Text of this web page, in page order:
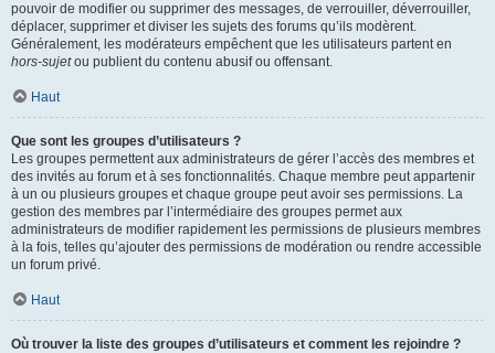
pouvoir de modifier ou supprimer des messages, de verrouiller, déverrouiller,
déplacer, supprimer et diviser les sujets des forums qu’ils modèrent.
Généralement, les modérateurs empêchent que les utilisateurs partent en
hors-sujetou publient du contenu abusif ou offensant.
Haut
Que sont les groupes d’utilisateurs ?
Les groupes permettent aux administrateurs de gérer l’accès des membres et
des invités au forum et à ses fonctionnalités. Chaque membre peut appartenir
à un ou plusieurs groupes et chaque groupe peut avoir ses permissions. La
gestion des membres par l’intermédiaire des groupes permet aux
administrateurs de modifier rapidement les permissions de plusieurs membres
à la fois, telles qu’ajouter des permissions de modération ou rendre accessible
un forum privé.
Haut
Où trouver la liste des groupes d’utilisateurs et comment les rejoindre ?